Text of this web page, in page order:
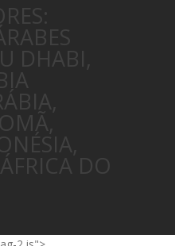
DHABI,
DO